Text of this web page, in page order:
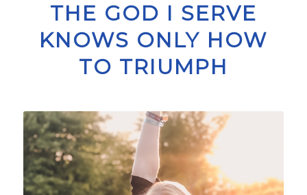
THE GOD I SERVE
KNOWS ONLY HOW
TO TRIUMPH